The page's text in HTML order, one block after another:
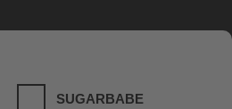
SUGARBABE